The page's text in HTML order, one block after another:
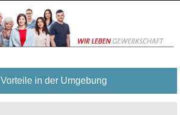
Vorteile in der Umgebung